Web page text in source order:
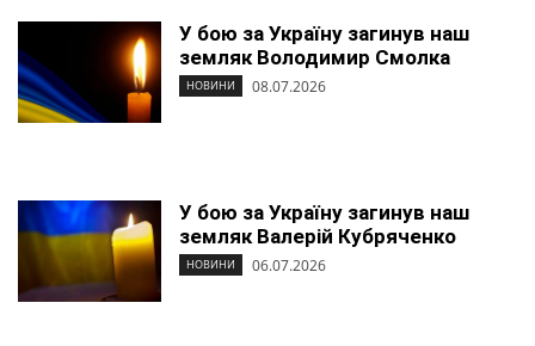
У бою за Україну загинув наш
земляк Володимир Смолка
НОВИНИ 08.07.2026
У бою за Україну загинув наш
земляк Валерій Кубряченко
НОВИНИ 06.07.2026